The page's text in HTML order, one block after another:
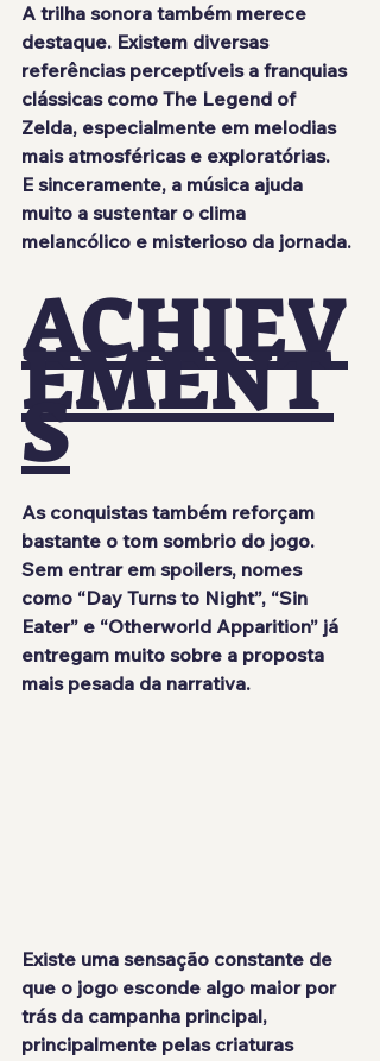
A trilha sonora também merece
destaque. Existem diversas
referências perceptíveis a franquias
clássicas como The Legend of
Zelda, especialmente em melodias
mais atmosféricas e exploratórias.
E sinceramente, a música ajuda
muito a sustentar o clima
melancólico e misterioso da jornada.
ACHIEV
EMENT
S
As conquistas também reforçam
bastante o tom sombrio do jogo.
Sem entrar em spoilers, nomes
como “Day Turns to Night”, “Sin
Eater” e “Otherworld Apparition” já
entregam muito sobre a proposta
mais pesada da narrativa.
Existe uma sensação constante de
que o jogo esconde algo maior por
trás da campanha principal,
principalmente pelas criaturas